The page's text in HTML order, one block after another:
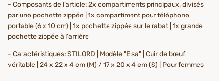
- Composants de l'article: 2x compartiments principaux, divisés
par une pochette zippée | 1x compartiment pour téléphone
portable (6 x 10 cm) | 1x pochette zippée sur le rabat | 1x grande
pochette zippée à l'arrière
- Caractéristiques: STILORD | Modèle "Elsa" | Cuir de bœuf
véritable | 24 x 22 x 4 cm (M) / 17 x 20 x 4 cm (S) | Pour femmes